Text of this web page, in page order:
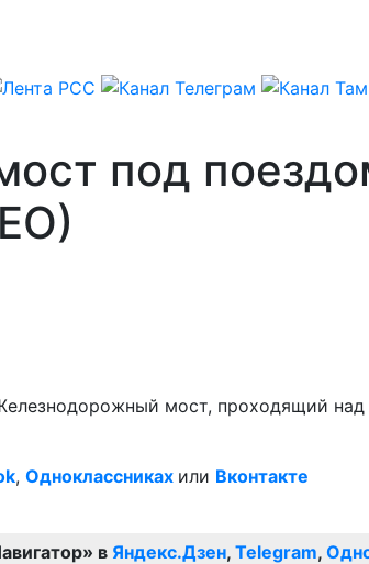
под
мост, проходящий
, Одноклассниках или Вконтакте
в Яндекс.Дзен, Telegram,